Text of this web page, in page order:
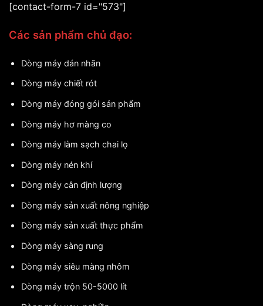
[contact-form-7 id="573"]
Các sản phẩm chủ đạo:
Dòng máy dán nhãn
Dòng máy chiết rót
Dòng máy đóng gói sản phẩm
Dòng máy hơ màng co
Dòng máy làm sạch chai lọ
Dòng máy nén khí
Dòng máy cân định lượng
Dòng máy sản xuất nông nghiệp
Dòng máy sản xuất thực phẩm
Dòng máy sàng rung
Dòng máy siêu màng nhôm
Dòng máy trộn 50-5000 lít